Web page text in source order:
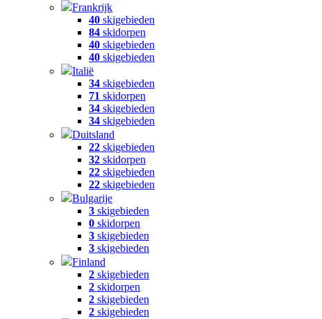
Frankrijk
40 skigebieden
84 skidorpen
40 skigebieden
40 skigebieden
Italië
34 skigebieden
71 skidorpen
34 skigebieden
34 skigebieden
Duitsland
22 skigebieden
32 skidorpen
22 skigebieden
22 skigebieden
Bulgarije
3 skigebieden
0 skidorpen
3 skigebieden
3 skigebieden
Finland
2 skigebieden
2 skidorpen
2 skigebieden
2 skigebieden